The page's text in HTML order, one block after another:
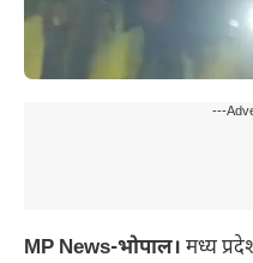
---
MP News-भोपाल। मध्य